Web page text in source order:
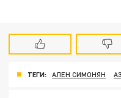
ТЕГИ: АЛЕН СИМОНЯН